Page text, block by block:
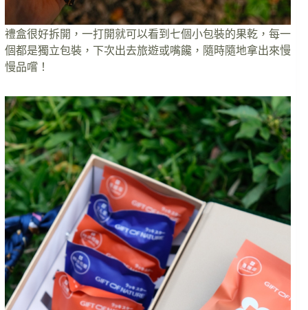
禮盒很好拆開，一打開就可以看到七個小包裝的果乾，每一
個都是獨立包裝，下次出去旅遊或嘴饞，隨時隨地拿出來慢
慢品嚐！